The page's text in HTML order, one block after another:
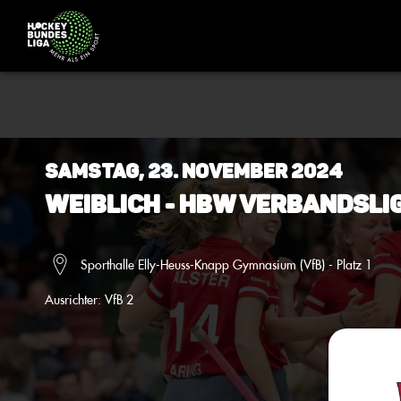
Samstag, 23. November 2024
Weiblich - HBW
Sporthalle Elly-Heuss-Knapp Gymnasium (VfB) - Platz 1
Ausrichter: VfB 2